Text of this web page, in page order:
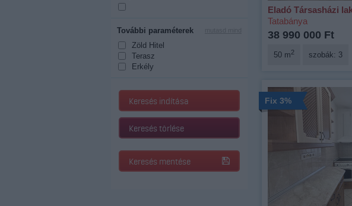
További paraméterek
Zöld Hitel
Terasz
Erkély
Keresés indítása
Keresés törlése
Keresés mentése
Eladó Társasházi
Tatabánya
38 990 000 Ft
50 m2 szobák: 3
Fix 3%